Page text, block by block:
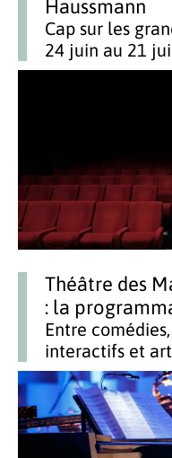
Haussmann
Cap sur les
24 juin au 21
Théâtre des
: la
Entre
interactifs et